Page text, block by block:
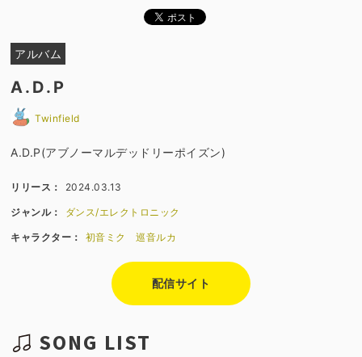
アルバム
A.D.P
Twinfield
A.D.P(アブノーマルデッドリーポイズン)
リリース： 2024.03.13
ジャンル： ダンス/エレクトロニック
キャラクター： 初音ミク 巡音ルカ
配信サイト
SONG LIST